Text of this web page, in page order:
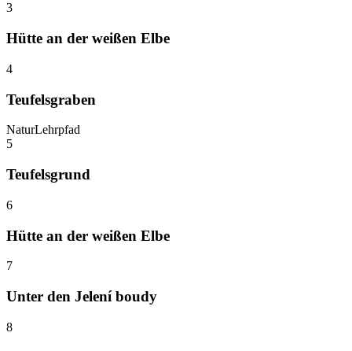
3
Hütte an der weißen Elbe
4
Teufelsgraben
NaturLehrpfad
5
Teufelsgrund
6
Hütte an der weißen Elbe
7
Unter den Jelení boudy
8